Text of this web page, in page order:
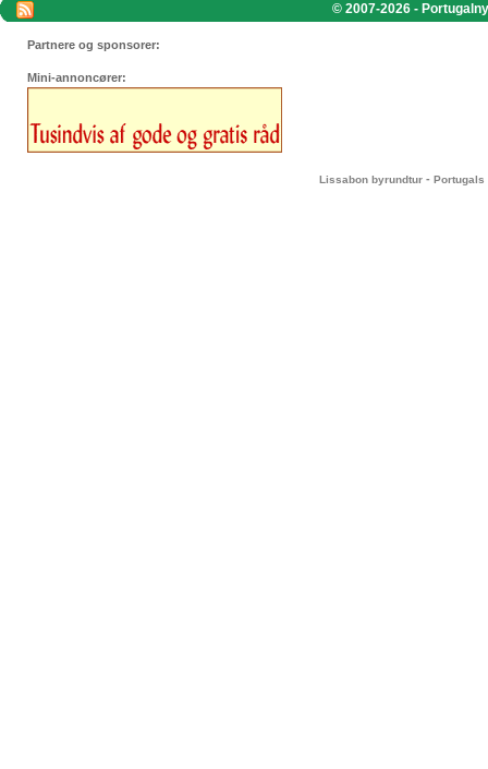
© 2007-2026 -
Partnere og sponsorer:
Mini-annoncører:
Lissabon byrundtur - Portugals